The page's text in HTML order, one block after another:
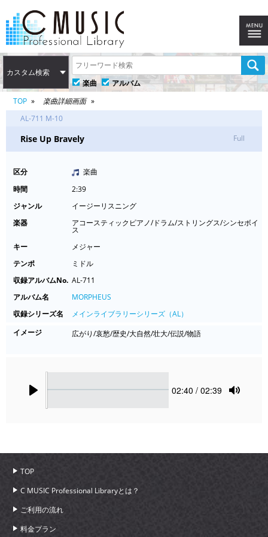
カスタム検索
楽曲
アルバム
TOP
楽曲詳細画面
AL-711 M-10
Rise Up Bravely Full
区分
楽曲
時間
2:39
ジャンル
イージーリスニング
楽器
アコースティックピアノ/ドラム/ストリングス/シンセボイ
ス
キー
メジャー
テンポ
ミドル
収録アルバムNo. AL-711
アルバム名
MORPHEUS
収録シリーズ名
メインライブラリーシリーズ（AL）
イメージ
広がり/哀愁/歴史/大自然/壮大/伝説/物語
Current
02:40 / 02:39
TOP
C MUSIC Professional Libraryとは？
ご利用の流れ
料金プラン